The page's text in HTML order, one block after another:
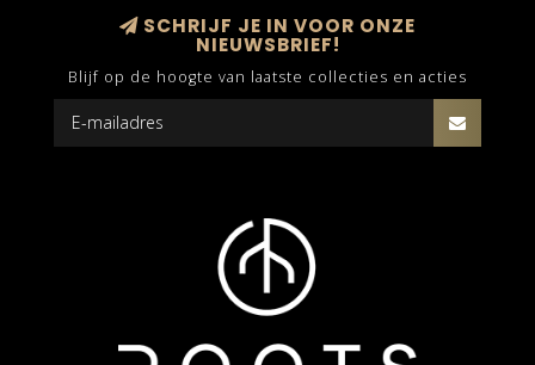
SCHRIJF JE IN VOOR ONZE
NIEUWSBRIEF!
Blijf op de hoogte van laatste collecties en acties